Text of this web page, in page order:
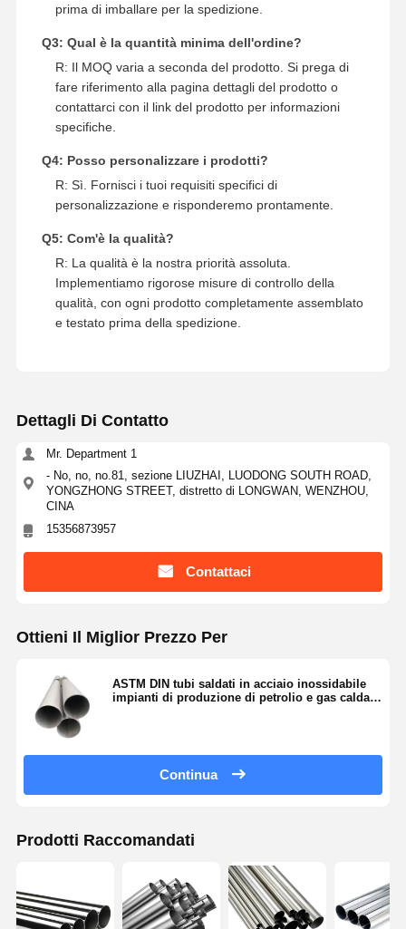
prima di imballare per la spedizione.
Q3: Qual è la quantità minima dell'ordine?
R: Il MOQ varia a seconda del prodotto. Si prega di
fare riferimento alla pagina dettagli del prodotto o
contattarci con il link del prodotto per informazioni
specifiche.
Q4: Posso personalizzare i prodotti?
R: Sì. Fornisci i tuoi requisiti specifici di
personalizzazione e risponderemo prontamente.
Q5: Com'è la qualità?
R: La qualità è la nostra priorità assoluta.
Implementiamo rigorose misure di controllo della
qualità, con ogni prodotto completamente assemblato
e testato prima della spedizione.
Dettagli Di Contatto
Mr. Department 1
- No, no, no.81, sezione LIUZHAI, LUODONG SOUTH ROAD,
YONGZHONG STREET, distretto di LONGWAN, WENZHOU,
CINA
15356873957
Contattaci
Ottieni Il Miglior Prezzo Per
ASTM DIN tubi saldati in acciaio inossidabile
impianti di produzione di petrolio e gas caldaie
Continua
Prodotti Raccomandati